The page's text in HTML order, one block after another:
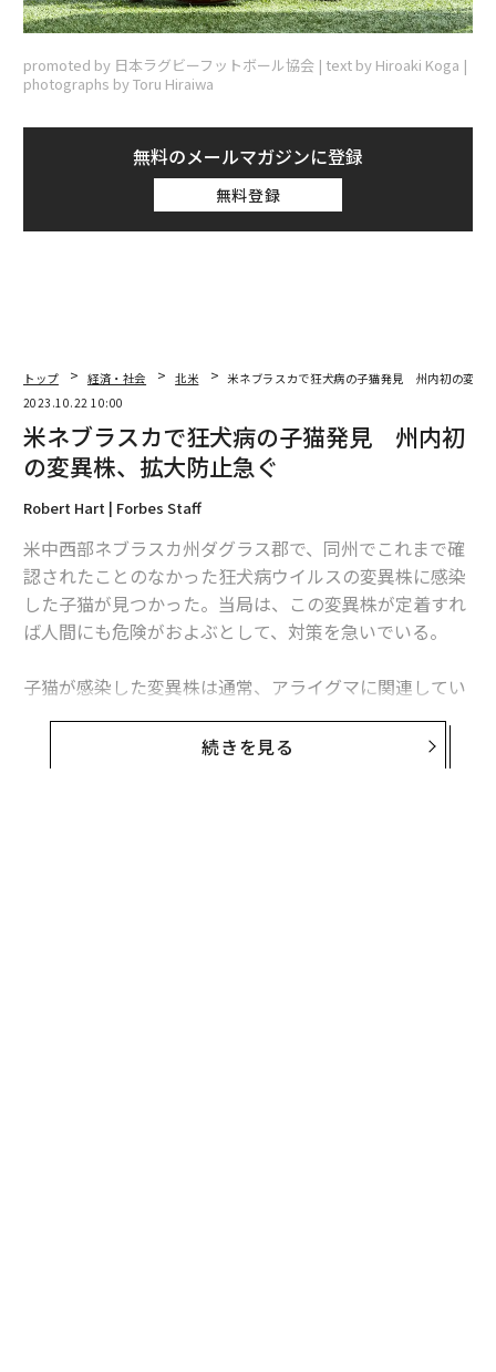
promoted by 日本ラグビーフットボール協会 | text by Hiroaki Koga |
photographs by Toru Hiraiwa
無料のメールマガジンに登録
無料登録
トップ 経済・社会 北米
米ネブラスカで狂犬病の子猫発見 州内初の変異
2023.10.22 10:00
米ネブラスカで狂犬病の子猫発見 州内初
の変異株、拡大防止急ぐ
Robert Hart | Forbes Staff
米中西部ネブラスカ州ダグラス郡で、同州でこれまで確
認されたことのなかった狂犬病ウイルスの変異株に感染
した子猫が見つかった。当局は、この変異株が定着すれ
ば人間にも危険がおよぶとして、対策を急いでいる。
子猫が感染した変異株は通常、アライグマに関連してい
るもので、米国の南東部では一般的であるものの、アパ
ラチア山脈以西ではあまり見られない。感染したのは、
生後わずか数カ月とみられる野良猫だった。
続きを見る